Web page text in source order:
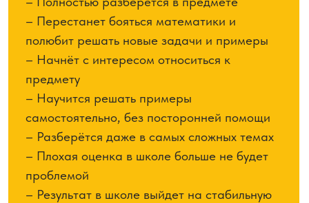
Супер, спасибо!
Занятие прошло очень продуктивно,
хвалю за вовлечённость на уроке!
Полностью успели разобрать "Корни с
чередованием" в рамках девятого
задания ЕГЭ по русскому языку. Также,
прорешали шесть практических заданий
по теме. Далее будем работать над
исключением ошибок по
невнимательности, максимально много
времени уделим практике!